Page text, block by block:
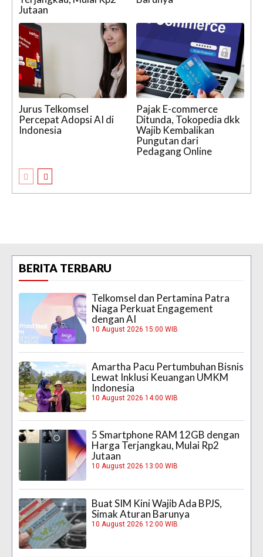
Jutaan
Jurus Telkomsel
Percepat Adopsi AI di
Indonesia
Pajak E-commerce
Ditunda, Tokopedia dkk
Wajib Kembalikan
Pungutan dari
Pedagang Online
BERITA TERBARU
Telkomsel dan Pertamina Patra
Niaga Perkuat Engagement
dengan AI
10 August 2026 15:00 WIB
Amartha Pacu Pertumbuhan Bisnis
Lewat Inklusi Keuangan UMKM
Indonesia
10 August 2026 14:00 WIB
5 Smartphone RAM 12GB dengan
Harga Terjangkau, Mulai Rp2
Jutaan
10 August 2026 13:00 WIB
Buat SIM Kini Wajib Ada BPJS,
Simak Aturan Barunya
10 August 2026 12:00 WIB